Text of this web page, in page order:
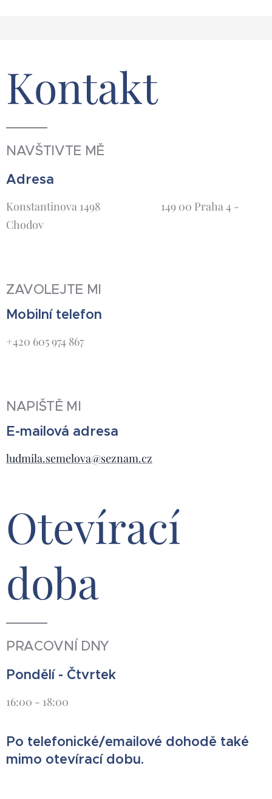
Kontakt
NAVŠTIVTE MĚ
Adresa
Konstantinova 1498 149 00 Praha 4 -
Chodov
ZAVOLEJTE MI
Mobilní telefon
+420 605 974 867
NAPIŠTĚ MI
E-mailová adresa
ludmila.semelova@seznam.cz
Otevírací
doba
PRACOVNÍ DNY
Pondělí - Čtvrtek
16:00 - 18:00
Po telefonické/emailové dohodě také
mimo otevírací dobu.